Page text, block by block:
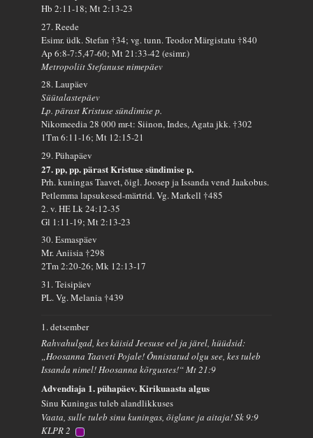
Hb 2:11-18; Mt 2:13-23
27. Reede
Esimr. üdk. Stefan †34; vg. tunn. Teodor Märgistatu †840
Ap 6:8-7:5,47-60; Mt 21:33-42 (esimr.)
Metropoliit Stefanuse nimepäev
28. Laupäev
Süütalastepäev
Lp. pärast Kristuse sündimise p.
Nikomeedia 28 000 mr-t: Siinon, Indes, Agata jkk. †302
1Tm 6:11-16; Mt 12:15-21
29. Pühapäev
27. pp, pp. pärast Kristuse sündimise p.
Prh. kuningas Taavet, õigl. Joosep ja Issanda vend Jaakobus.
Petlemma lapsukesed-märtrid. Vg. Markell †485
2. v. HE Lk 24:12-35
Gl 1:11-19; Mt 2:13-23
30. Esmaspäev
Mr. Aniisia †298
2Tm 2:20-26; Mk 12:13-17
31. Teisipäev
PL. Vg. Melania †439
1. detsember
Rahvahulgad, kes käisid Jeesuse eel ja järel, hüüdsid:
„Hoosanna Taaveti Pojale! Õnnistatud olgu see, kes tuleb
Issanda nimel! Hoosanna kõrgustes!“ Mt 21:9
Advendiaja 1. pühapäev. Kirikuaasta algus
Sinu Kuningas tuleb alandlikkuses
Vaata, sulle tuleb sinu kuningas, õiglane ja aitaja! Sk 9:9
KLPR 2